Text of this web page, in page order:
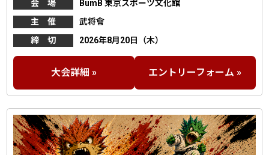
会 場
BumB 東京スポーツ文化館
主 催
武将會
締 切
2026年8月20日（木）
大会詳細 » エントリーフォーム »